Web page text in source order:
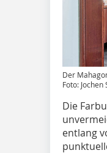
Der
Foto: Jochen
Die
entlang